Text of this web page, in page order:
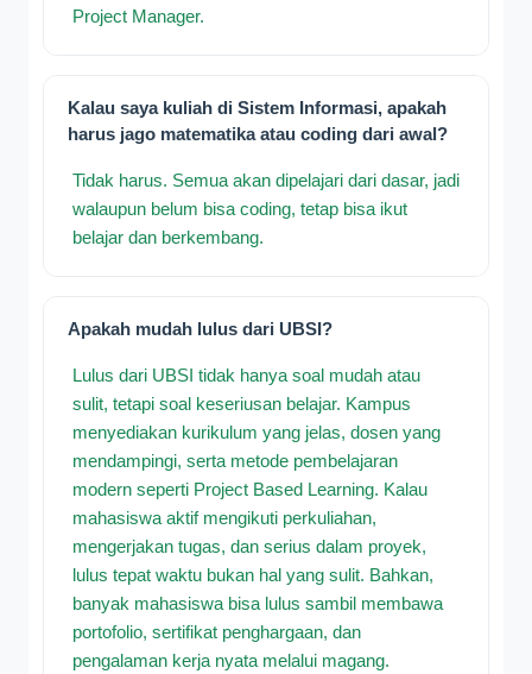
Project Manager.
Kalau saya kuliah di Sistem Informasi, apakah
harus jago matematika atau coding dari awal?
Tidak harus. Semua akan dipelajari dari dasar, jadi
walaupun belum bisa coding, tetap bisa ikut
belajar dan berkembang.
Apakah mudah lulus dari UBSI?
Lulus dari UBSI tidak hanya soal mudah atau
sulit, tetapi soal keseriusan belajar. Kampus
menyediakan kurikulum yang jelas, dosen yang
mendampingi, serta metode pembelajaran
modern seperti Project Based Learning. Kalau
mahasiswa aktif mengikuti perkuliahan,
mengerjakan tugas, dan serius dalam proyek,
lulus tepat waktu bukan hal yang sulit. Bahkan,
banyak mahasiswa bisa lulus sambil membawa
portofolio, sertifikat penghargaan, dan
pengalaman kerja nyata melalui magang.